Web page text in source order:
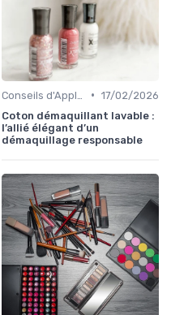
• 17/02/2026
Coton démaquillant lavable :
l’allié élégant d’un
démaquillage responsable